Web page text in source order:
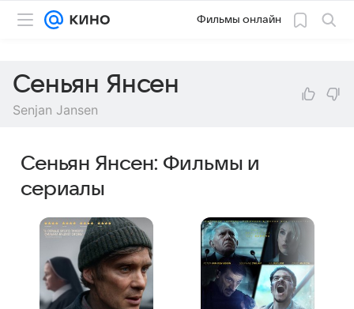
Фильмы онлайн
Сеньян Янсен
Senjan Jansen
Сеньян Янсен: Фильмы и
сериалы